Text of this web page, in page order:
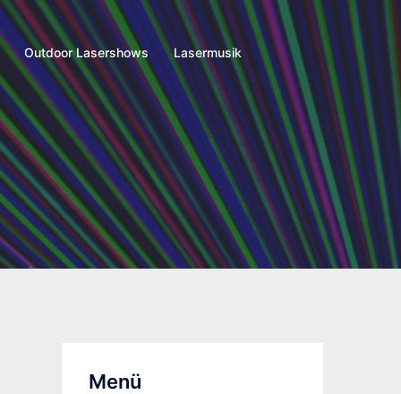
Outdoor Lasershows
Lasermusik
Menü